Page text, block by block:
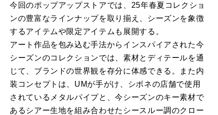
今回のポップアップストアでは、25年春夏コレクショ
ンの豊富なラインナップを取り揃え、シーズンを象徴
するアイテムや限定アイテムも展開する。
アート作品を包み込む手法からインスパイアされた今
シーズンのコレクションでは、素材とディテールを通
じて、ブランドの世界観を存分に体感できる。また内
装コンセプトは、UMが手がけ、シボネの店舗で使用
されているメタルパイプと、今シーズンのキー素材で
あるシアー生地を組み合わせたシースルー調のクロー